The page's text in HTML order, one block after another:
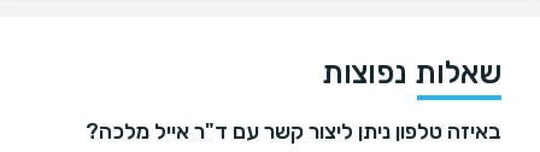
שאלות נפוצות
באיזה טלפון ניתן ליצור קשר עם ד"ר אייל מלכה?